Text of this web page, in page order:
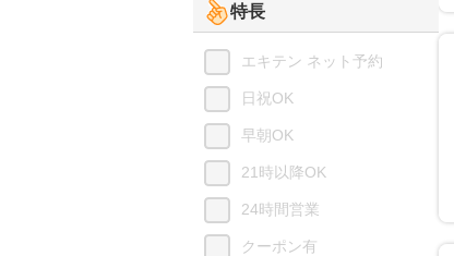
特長
エキテン ネット予約
日祝OK
早朝OK
21時以降OK
24時間営業
クーポン有